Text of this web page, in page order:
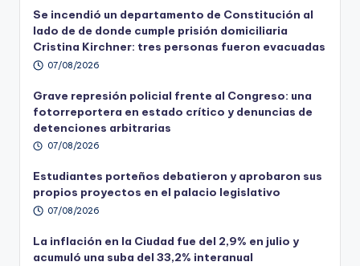
Se incendió un departamento de Constitución al
lado de de donde cumple prisión domiciliaria
Cristina Kirchner: tres personas fueron evacuadas
07/08/2026
Grave represión policial frente al Congreso: una
fotorreportera en estado crítico y denuncias de
detenciones arbitrarias
07/08/2026
Estudiantes porteños debatieron y aprobaron sus
propios proyectos en el palacio legislativo
07/08/2026
La inflación en la Ciudad fue del 2,9% en julio y
acumuló una suba del 33,2% interanual